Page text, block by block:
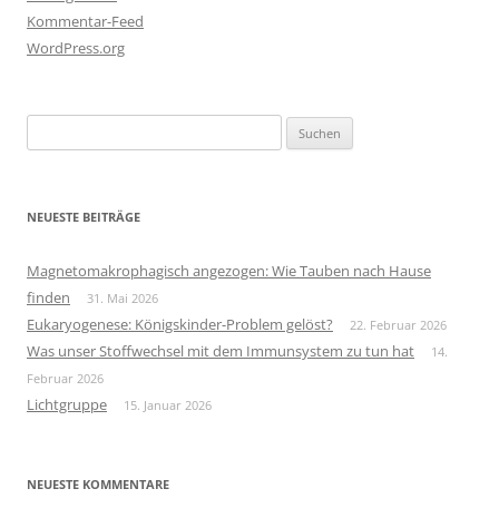
Kommentar-Feed
WordPress.org
nach:
NEUESTE BEITRÄGE
Magnetomakrophagisch angezogen: Wie Tauben nach Hause
finden
31. Mai 2026
Eukaryogenese: Königskinder-Problem gelöst? 22. Februar 2026
Was unser Stoffwechsel mit dem Immunsystem zu tun hat
14.
Februar 2026
Lichtgruppe 15. Januar 2026
NEUESTE KOMMENTARE